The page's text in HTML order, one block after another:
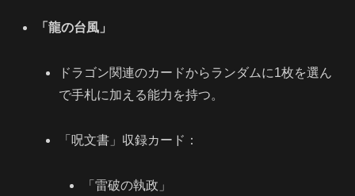
「龍の台風」
ドラゴン関連のカードからランダムに1枚を選ん
で手札に加える能力を持つ。
「呪文書」収録カード：
「雷破の執政」